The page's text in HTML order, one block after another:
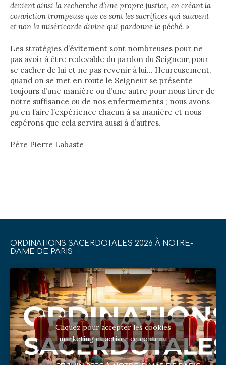
devient ainsi la recherche d’une propre justice, en créant la
conviction trompeuse que ce sont les sacrifices qui sauvent
et non la miséricorde divine qui pardonne le péché. »
Les stratégies d’évitement sont nombreuses pour ne
pas avoir à être redevable du pardon du Seigneur, pour
se cacher de lui et ne pas revenir à lui… Heureusement,
quand on se met en route le Seigneur se présente
toujours d’une manière ou d’une autre pour nous tirer de
notre suffisance ou de nos enfermements ; nous avons
pu en faire l’expérience chacun à sa manière et nous
espérons que cela servira aussi à d’autres.
Père Pierre Labaste
ORDINATIONS SACERDOTALES 2026 À NOTRE-
DAME DE PARIS
Cliquez pour accepter les cookies
marketing et activer ce contenu